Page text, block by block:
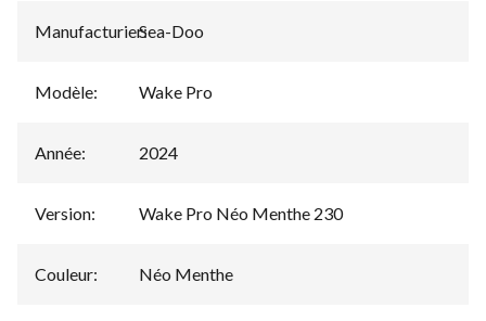
Manufacturier:
Sea-Doo
Modèle: Wake Pro
Année: 2024
Version: Wake Pro Néo Menthe 230
Couleur: Néo Menthe